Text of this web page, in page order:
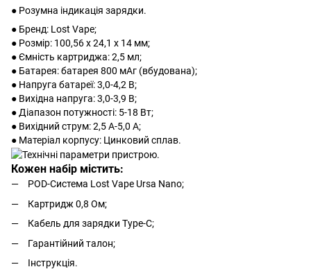
● Розумна індикація зарядки.
● Бренд: Lost Vape;
● Розмір: 100,56 x 24,1 x 14 мм;
● Ємність картриджа: 2,5 мл;
● Батарея: батарея 800 мАг (вбудована);
● Напруга батареї: 3,0-4,2 В;
● Вихідна напруга: 3,0-3,9 В;
● Діапазон потужності: 5-18 Вт;
● Вихідний струм: 2,5 А-5,0 А;
● Матеріал корпусу: Цинковий сплав.
Кожен набір містить:
POD-Система Lost Vape Ursa Nano;
Картридж 0,8 Ом;
Кабель для зарядки Type-C;
Гарантійний талон;
Інструкція.